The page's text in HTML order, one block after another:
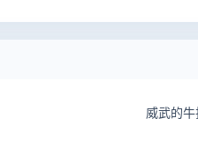
威武的牛